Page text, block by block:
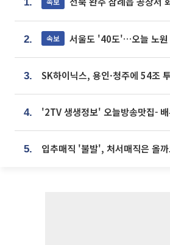
1.
2. 속보 서울도 '40도'…오늘 노
3.
4.
5. 입추매직 '불발', 처서매직은 올